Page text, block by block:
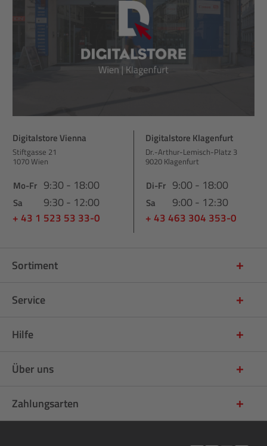
Digitalstore Vienna
Stiftgasse 21
1070 Wien
Mo-Fr 9:30 - 18:00
Sa 9:30 - 12:00
+ 43 1 523 53 33-0
Digitalstore Klagenfurt
Dr.-Arthur-Lemisch-Platz 3
9020 Klagenfurt
Di-Fr 9:00 - 18:00
Sa 9:00 - 12:30
+ 43 463 304 353-0
Sortiment
Service
Hilfe
Über uns
Zahlungsarten